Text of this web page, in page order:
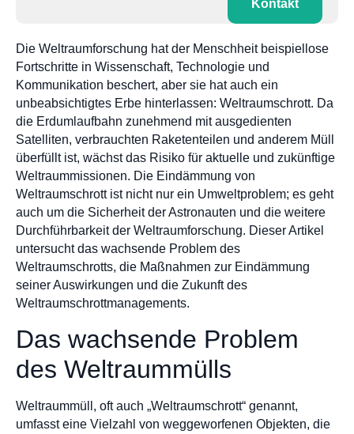
Kontakt
Die Weltraumforschung hat der Menschheit beispiellose
Fortschritte in Wissenschaft, Technologie und
Kommunikation beschert, aber sie hat auch ein
unbeabsichtigtes Erbe hinterlassen: Weltraumschrott. Da
die Erdumlaufbahn zunehmend mit ausgedienten
Satelliten, verbrauchten Raketenteilen und anderem Müll
überfüllt ist, wächst das Risiko für aktuelle und zukünftige
Weltraummissionen. Die Eindämmung von
Weltraumschrott ist nicht nur ein Umweltproblem; es geht
auch um die Sicherheit der Astronauten und die weitere
Durchführbarkeit der Weltraumforschung. Dieser Artikel
untersucht das wachsende Problem des
Weltraumschrotts, die Maßnahmen zur Eindämmung
seiner Auswirkungen und die Zukunft des
Weltraumschrottmanagements.
Das wachsende Problem
des Weltraummülls
Weltraummüll, oft auch „Weltraumschrott“ genannt,
umfasst eine Vielzahl von weggeworfenen Objekten, die